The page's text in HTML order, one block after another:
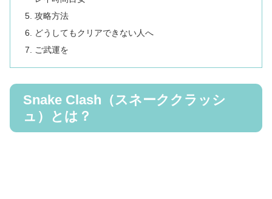
攻略方法
どうしてもクリアできない人へ
ご武運を
Snake Clash（スネーククラッシ
ュ）とは？